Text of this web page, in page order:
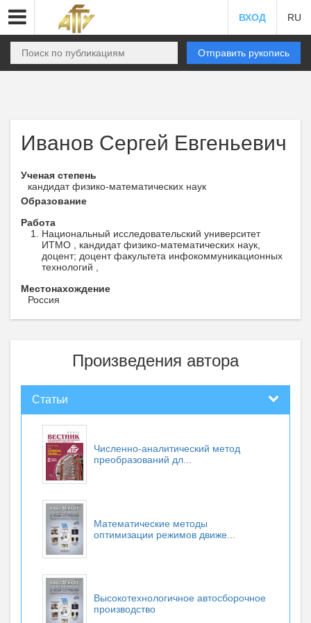
ВХОД RU
Отправить рукопись
Иванов Сергей Евгеньевич
Ученая степень
кандидат физико-математических наук
Образование
Работа
Национальный исследовательский университет
ИТМО , кандидат физико-математических наук,
доцент; доцент факультета инфокоммуникационных
технологий ,
Местонахождение
Россия
Произведения автора
Статьи
Численно-аналитический метод
преобразований дл...
Математические методы
оптимизации режимов движе...
Высокотехнологичное автосборочное
производство